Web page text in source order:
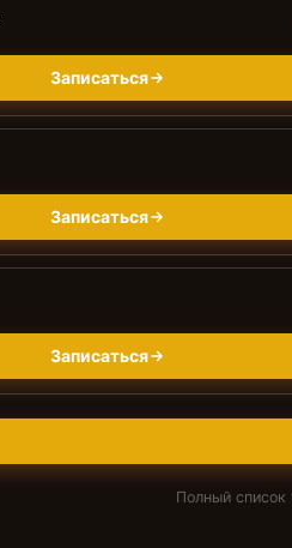
Записаться
Записаться
Записаться
Полный список